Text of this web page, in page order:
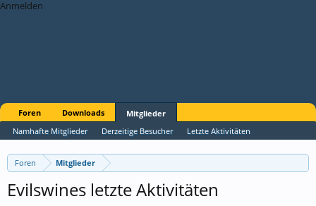
Anmelden
Foren Mitglieder
Evilswines letzte Aktivitäten
Foren Downloads
Mitglieder
Namhafte Mitglieder
Derzeitige Besucher Letzte Aktivitäten